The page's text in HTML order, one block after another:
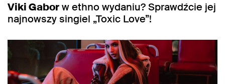
Viki Gaborw ethno wydaniu? Sprawdźcie jej
najnowszy singiel „Toxic Love”!